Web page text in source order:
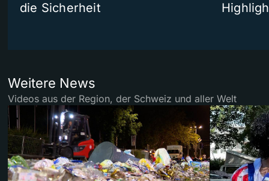
die Sicherheit
Weitere News
Videos aus der Region, der Schweiz und aller Welt